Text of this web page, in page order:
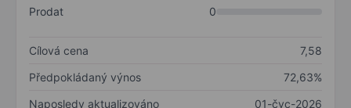
Prodat
0
Cílová cena
7,58
Předpokládaný výnos
72,63%
Naposledy aktualizováno
01-čvc-2026